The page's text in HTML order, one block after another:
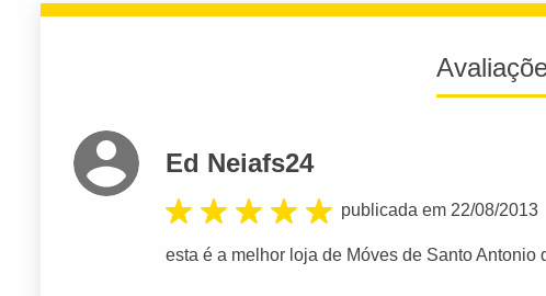
Ed Neiafs24
publicada em 22/08/2013
esta é a melhor loja de Móves de Santo Antonio